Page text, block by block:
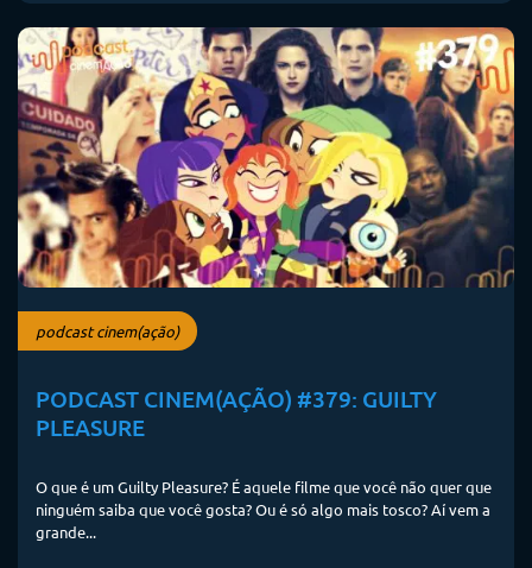
podcast cinem(ação)
PODCAST CINEM(AÇÃO) #379: GUILTY
PLEASURE
O que é um Guilty Pleasure? É aquele filme que você não quer que
ninguém saiba que você gosta? Ou é só algo mais tosco? Aí vem a
grande...